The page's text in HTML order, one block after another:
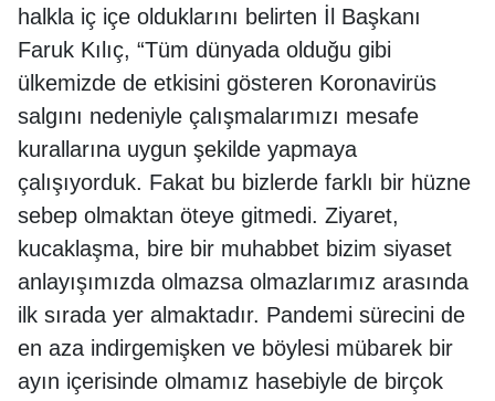
halkla iç içe olduklarını belirten İl Başkanı
Faruk Kılıç, “Tüm dünyada olduğu gibi
ülkemizde de etkisini gösteren Koronavirüs
salgını nedeniyle çalışmalarımızı mesafe
kurallarına uygun şekilde yapmaya
çalışıyorduk. Fakat bu bizlerde farklı bir hüzne
sebep olmaktan öteye gitmedi. Ziyaret,
kucaklaşma, bire bir muhabbet bizim siyaset
anlayışımızda olmazsa olmazlarımız arasında
ilk sırada yer almaktadır. Pandemi sürecini de
en aza indirgemişken ve böylesi mübarek bir
ayın içerisinde olmamız hasebiyle de birçok